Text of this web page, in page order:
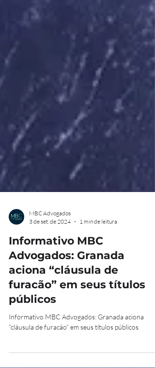
3 de set. de 2024
1 min de leitura
Informativo MBC
Advogados: Granada
aciona “cláusula de
furacão” em seus títulos
públicos